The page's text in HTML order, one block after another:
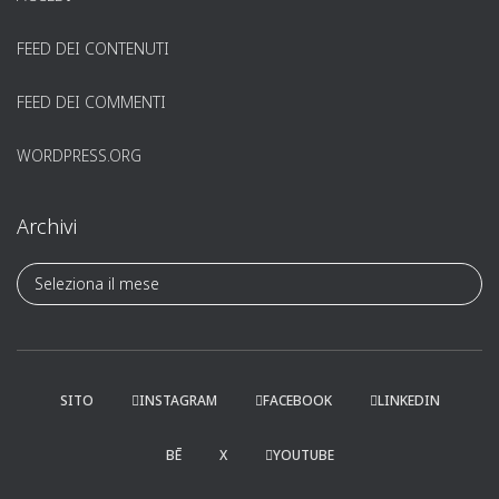
FEED DEI CONTENUTI
FEED DEI COMMENTI
WORDPRESS.ORG
Archivi
A
r
h
SITO INSTAGRAM FACEBOOK LINKEDIN
BĒ X YOUTUBE